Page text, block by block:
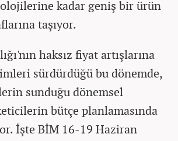
kadar geniş bir ürün
taşıyor.
haksız fiyat artışlarına
sürdürdüğü bu dönemde,
sunduğu dönemsel
bütçe planlamasında
İşte BİM 16-19 Haziran